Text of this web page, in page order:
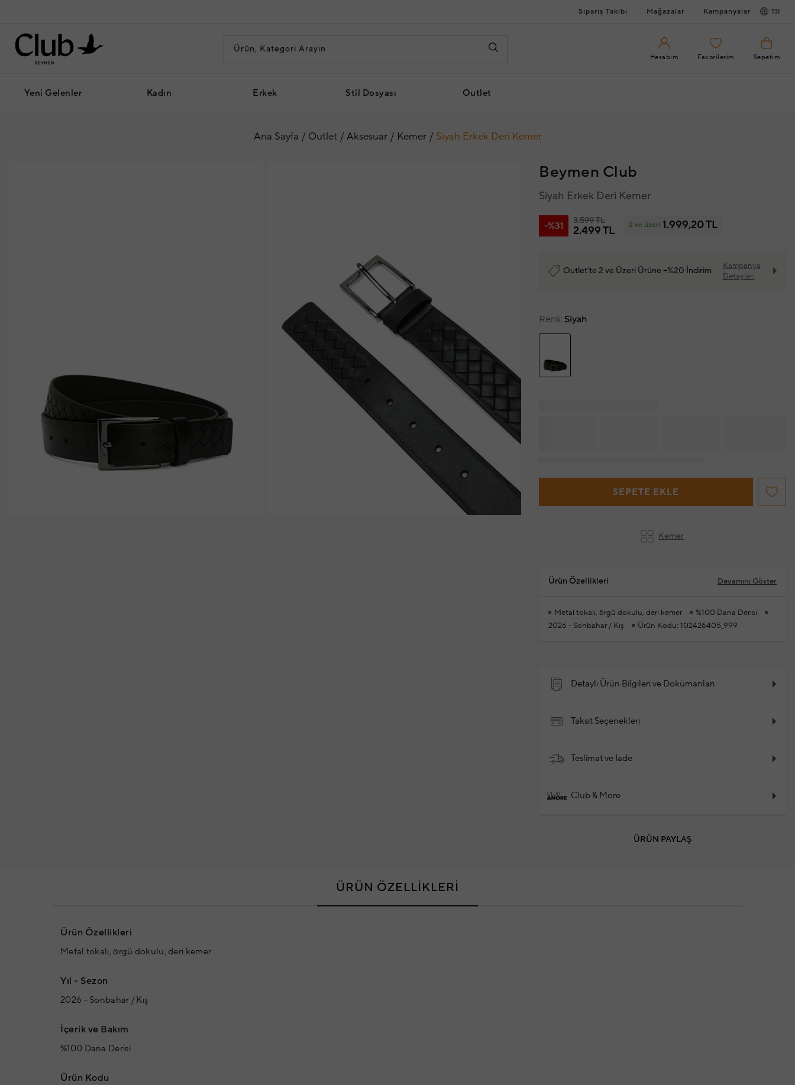
Sipariş Takibi Mağazalar Kampanyalar TR
Hesabım Favorilerim Sepetim
Yeni Gelenler Kadın Erkek Stil Dosyası Outlet
Ana Sayfa Outlet Aksesuar Kemer Siyah Erkek Deri Kemer
Beymen Club
Siyah Erkek Deri Kemer
-%31 3.599 TL
2.499 TL 2 ve üzeri 1.999,20 TL
Outlet'te 2 ve Üzeri Ürüne +%20 İndirim
Kampanya
Detayları
Renk Siyah
SEPETE EKLE
Kemer
Ürün Özellikleri Devamını Göster
Metal tokalı, örgü dokulu, deri kemer
%100 Dana Derisi
2026 - Sonbahar / Kış
Ürün Kodu: 102426405_999
Detaylı Ürün Bilgileri ve Dokümanları
Taksit Seçenekleri
Teslimat ve İade
Club & More
ÜRÜN PAYLAŞ
ÜRÜN ÖZELLİKLERİ
Ürün Özellikleri
Metal tokalı, örgü dokulu, deri kemer
Yıl - Sezon
2026 - Sonbahar / Kış
İçerik ve Bakım
%100 Dana Derisi
Ürün Kodu